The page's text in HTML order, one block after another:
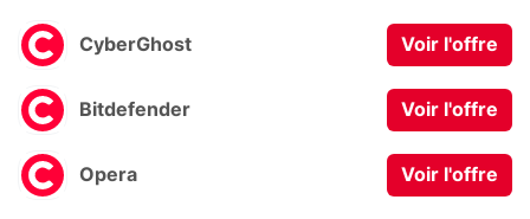
CyberGhost Voir l'offre
Bitdefender Voir l'offre
Opera Voir l'offre